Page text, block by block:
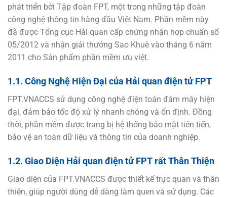
phát triển bởi Tập đoàn FPT, một trong những tập đoàn
công nghệ thông tin hàng đầu Việt Nam. Phần mềm này
đã được Tổng cục Hải quan cấp chứng nhận hợp chuẩn số
05/2012 và nhận giải thưởng Sao Khuê vào tháng 6 năm
2011 cho Sản phẩm phần mềm ưu việt.
1.1. Công Nghệ Hiện Đại của Hải quan điện tử FPT
FPT.VNACCS sử dụng công nghệ điện toán đám mây hiện
đại, đảm bảo tốc độ xử lý nhanh chóng và ổn định. Đồng
thời, phần mềm được trang bị hệ thống bảo mật tiên tiến,
bảo vệ an toàn dữ liệu và thông tin của doanh nghiệp.
1.2. Giao Diện Hải quan điện tử FPT rất Thân Thiện
Giao diện của FPT.VNACCS được thiết kế trực quan và thân
thiện, giúp người dùng dễ dàng làm quen và sử dụng. Các